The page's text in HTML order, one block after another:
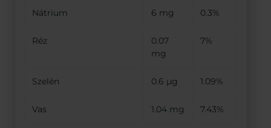
Nátrium 6 mg 0.3%
Réz
0.07
mg
7%
Szelén 0.6 µg 1.09%
Vas 1.04 mg 7.43%